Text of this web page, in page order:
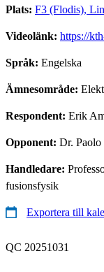
Plats: F3 (Flodis),
Videolänk: https://
Språk: Engelska
Ämnesområde:
Respondent: Erik
Opponent: Dr.
Handledare:
fusionsfysik
Exportera till
QC 20251031